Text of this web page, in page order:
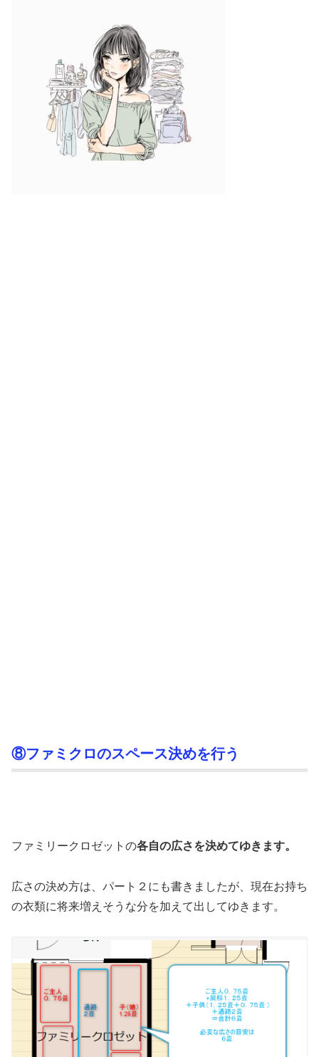
⑧ファミクロのスペース決めを行う
ファミリークロゼットの各自の広さを決めてゆきます。
広さの決め方は、パート２にも書きましたが、現在お持ち
の衣類に将来増えそうな分を加えて出してゆきます。